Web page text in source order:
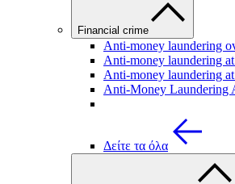
Financial crime
Anti-money laundering
Anti-money laundering
Anti-money laundering
Anti-Money Laundering
Δείτε τα όλα